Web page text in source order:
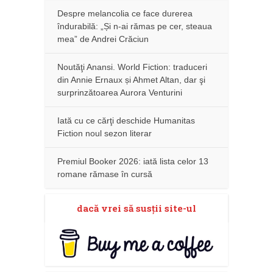
Despre melancolia ce face durerea
îndurabilă: „Și n-ai rămas pe cer, steaua
mea” de Andrei Crăciun
Noutăţi Anansi. World Fiction: traduceri
din Annie Ernaux și Ahmet Altan, dar şi
surprinzătoarea Aurora Venturini
Iată cu ce cărţi deschide Humanitas
Fiction noul sezon literar
Premiul Booker 2026: iată lista celor 13
romane rămase în cursă
dacă vrei să susţii site-ul